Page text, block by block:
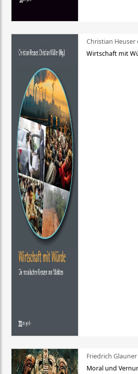
Christian Heuser
Wirtschaft mit
Friedrich Glauner
Moral und